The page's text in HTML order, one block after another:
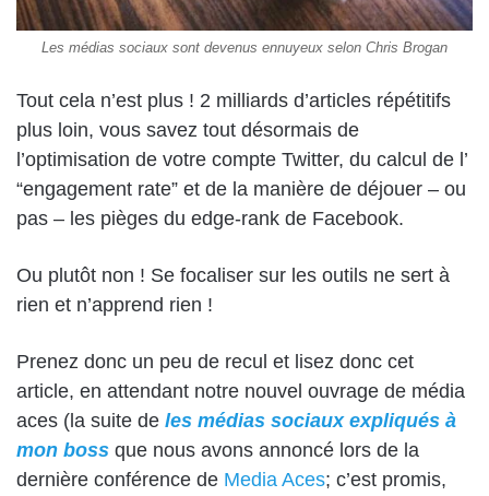
Les médias sociaux sont devenus ennuyeux selon Chris Brogan
Tout cela n’est plus ! 2 milliards d’articles répétitifs
plus loin, vous savez tout désormais de
l’optimisation de votre compte Twitter, du calcul de l’
“engagement rate” et de la manière de déjouer – ou
pas – les pièges du edge-rank de Facebook.
Ou plutôt non ! Se focaliser sur les outils ne sert à
rien et n’apprend rien !
Prenez donc un peu de recul et lisez donc cet
article, en attendant notre nouvel ouvrage de média
aces (la suite de les médias sociaux expliqués à
mon boss que nous avons annoncé lors de la
dernière conférence de Media Aces; c’est promis,